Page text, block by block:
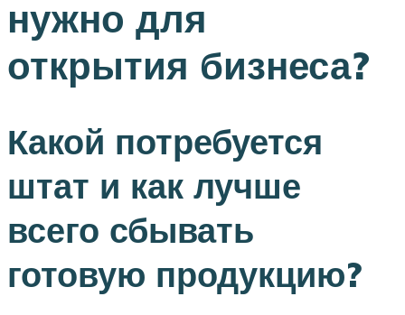
нужно для
открытия бизнеса?
Какой потребуется
штат и как лучше
всего сбывать
готовую продукцию?